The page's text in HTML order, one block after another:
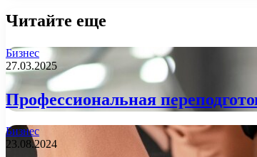
Читайте еще
Бизнес
27.03.2025
Профессиональная
Бизнес
23.08.2024